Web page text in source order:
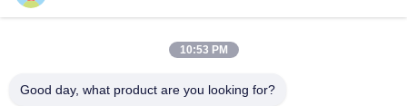
10:53 PM
Good day, what product are you looking for?